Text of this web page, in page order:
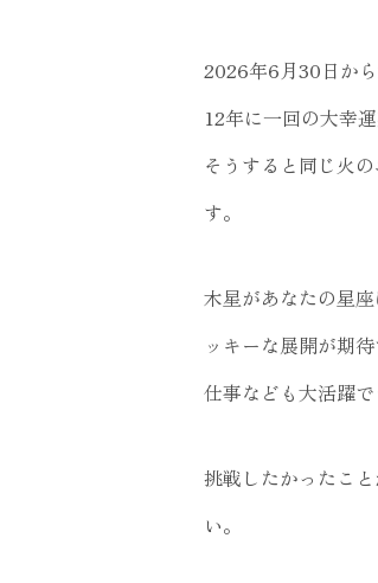
2026年6月30日か
12年に一回の大幸
そうすると同じ火
す。
木星があなたの星
ッキーな展開が期
仕事なども大活躍
挑戦したかったこ
い。